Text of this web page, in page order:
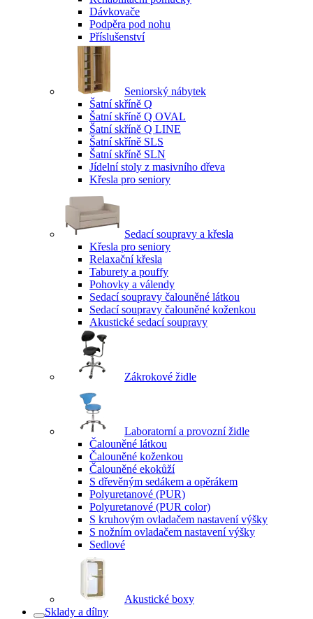
Dávkovače
Podpěra pod nohu
Příslušenství
Seniorský nábytek
Šatní skříně Q
Šatní skříně Q OVAL
Šatní skříně Q LINE
Šatní skříně SLS
Šatní skříně SLN
Jídelní stoly z masivního dřeva
Křesla pro seniory
Sedací soupravy a křesla
Křesla pro seniory
Relaxační křesla
Taburety a pouffy
Pohovky a válendy
Sedací soupravy čalouněné látkou
Sedací soupravy čalouněné koženkou
Akustické sedací soupravy
Zákrokové židle
Laboratorní a provozní židle
Čalouněné látkou
Čalouněné koženkou
Čalouněné ekokůží
S dřevěným sedákem a opěrákem
Polyuretanové (PUR)
Polyuretanové (PUR color)
S kruhovým ovladačem nastavení výšky
S nožním ovladačem nastavení výšky
Sedlové
Akustické boxy
Sklady a dílny